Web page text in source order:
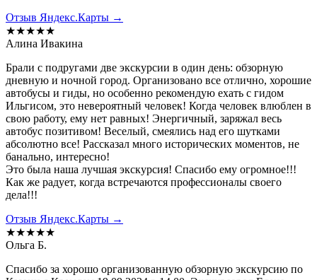
Отзыв Яндекс.Карты →
★★★★★
Алина Ивакина
Брали с подругами две экскурсии в один день: обзорную
дневную и ночной город. Организовано все отлично, хорошие
автобусы и гиды, но особенно рекомендую ехать с гидом
Ильгисом, это невероятный человек! Когда человек влюблен в
свою работу, ему нет равных! Энергичный, заряжал весь
автобус позитивом! Веселый, смеялись над его шутками
абсолютно все! Рассказал много исторических моментов, не
банально, интересно!
Это была наша лучшая экскурсия! Спасибо ему огромное!!!
Как же радует, когда встречаются профессионалы своего
дела!!!
Отзыв Яндекс.Карты →
★★★★★
Ольга Б.
Спасибо за хорошо организованную обзорную экскурсию по